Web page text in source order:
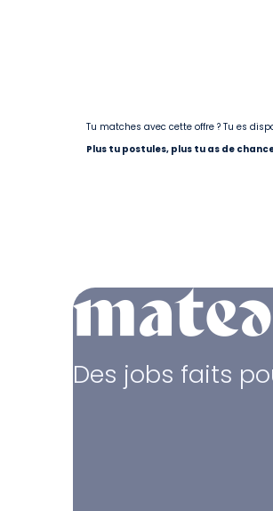
Tu matches avec cette offre ? Tu es
Plus tu postules, plus tu as de
Des jobs faits